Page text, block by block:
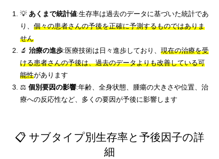
💡 あくまで統計値:生存率は過去のデータに基づいた統計であ
り、 個々の患者さんの予後を正確に予測するものではありま
せん
🔬 治療の進歩:医療技術は日々進歩しており、 現在の治療を受
ける患者さんの予後は、過去のデータよりも改善している可
能性があります
⚖️ 個別要因の影響:年齢、全身状態、腫瘍の大きさや位置、治
療への反応性など、多くの要因が予後に影響します
📋 サブタイプ別生存率と予後因子の詳
細